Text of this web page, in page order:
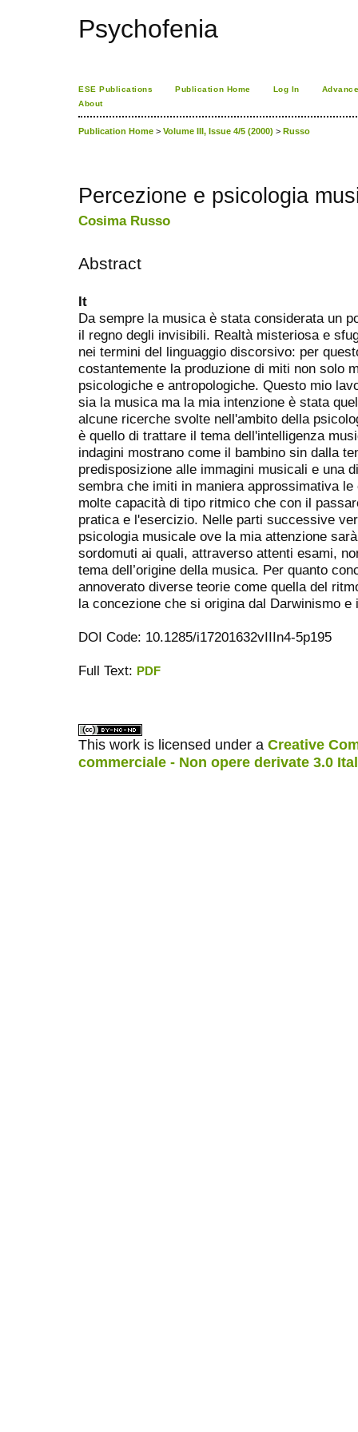
Psychofenia
ESE Publications Publication Home Log In
About
Publication Home > Volume III, Issue 4/5 (2000) > Russo
Percezione e psicologia
Cosima Russo
Abstract
It
Da sempre la musica è stata considerata un
il regno degli invisibili. Realtà misteriosa e
nei termini del linguaggio discorsivo: per
costantemente la produzione di miti non solo
psicologiche e antropologiche. Questo mio
sia la musica ma la mia intenzione è stata
alcune ricerche svolte nell'ambito della
è quello di trattare il tema dell'intelligenza
indagini mostrano come il bambino sin dalla
predisposizione alle immagini musicali e una
sembra che imiti in maniera approssimativa
molte capacità di tipo ritmico che con il
pratica e l'esercizio. Nelle parti successive
psicologia musicale ove la mia attenzione
sordomuti ai quali, attraverso attenti esami,
tema dell’origine della musica. Per quanto
annoverato diverse teorie come quella del
la concezione che si origina dal Darwinismo
DOI Code: 10.1285/i17201632vIIIn4-5p195
Full Text: PDF
This work is licensed under a Creative
commerciale - Non opere derivate 3.0